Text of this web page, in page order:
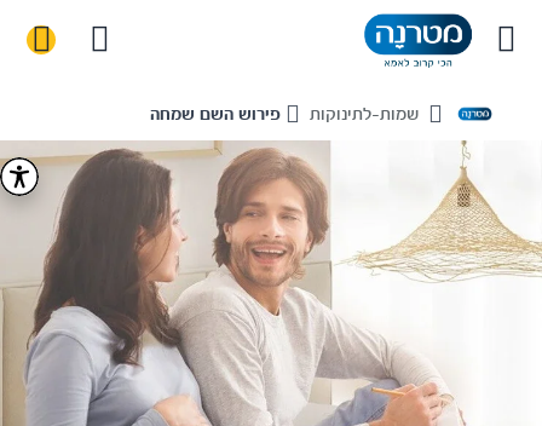
Home שמות-לתינוקות פירוש השם שמחה